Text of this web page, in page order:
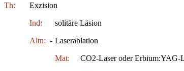
Th: Exzision
Ind: solitäre Läsion
Altn: - Laserablation
Mat: CO2-Laser oder Erbium:YAG-